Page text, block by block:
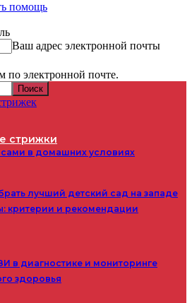
помощь
Ваш адрес электронной почты
по электронной почте.
стрижки
в домашних условиях
лучший детский сад на западе
критерии и рекомендации
в диагностике и мониторинге
здоровья